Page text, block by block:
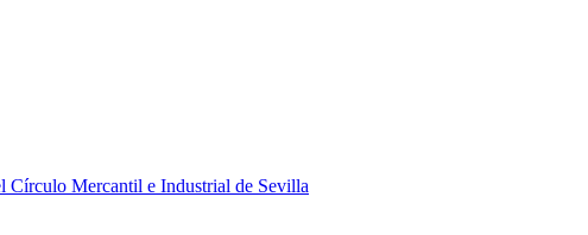
Círculo Mercantil e Industrial de Sevilla